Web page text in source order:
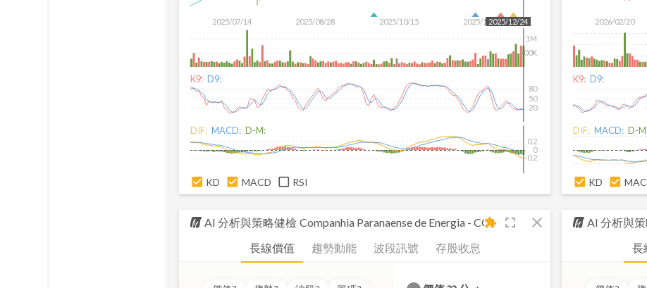
2025/07/14 2025/08/28 2025/10/15 2025/12/022025/12/24
500K
1M
K9: D9:
20
50
80
DIF: MACD: D-M:
-0.2
0
0.2
KD MACD RSI
2026/02/20
K9: D9:
DIF: MACD: D-
KD
AI 分析與策略健檢 Companhia Paranaense de Energia - COPELfullscreen close
extension
長線價值 趨勢動能 波段訊號 存股收息
AI 分析與
長